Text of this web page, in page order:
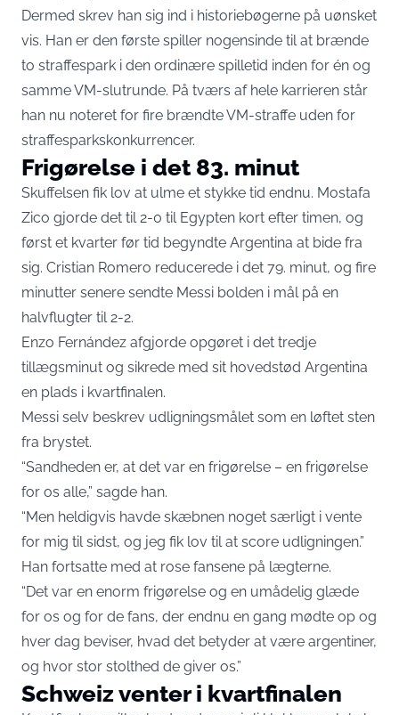
Dermed skrev han sig ind i historiebøgerne på uønsket
vis. Han er den første spiller nogensinde til at brænde
to straffespark i den ordinære spilletid inden for én og
samme VM-slutrunde. På tværs af hele karrieren står
han nu noteret for fire brændte VM-straffe uden for
straffesparkskonkurrencer.
Frigørelse i det 83. minut
Skuffelsen fik lov at ulme et stykke tid endnu. Mostafa
Zico gjorde det til 2-0 til Egypten kort efter timen, og
først et kvarter før tid begyndte Argentina at bide fra
sig. Cristian Romero reducerede i det 79. minut, og fire
minutter senere sendte Messi bolden i mål på en
halvflugter til 2-2.
Enzo Fernández afgjorde opgøret i det tredje
tillægsminut og sikrede med sit hovedstød Argentina
en plads i kvartfinalen.
Messi selv beskrev udligningsmålet som en løftet sten
fra brystet.
“Sandheden er, at det var en frigørelse – en frigørelse
for os alle,” sagde han.
“Men heldigvis havde skæbnen noget særligt i vente
for mig til sidst, og jeg fik lov til at score udligningen.”
Han fortsatte med at rose fansene på lægterne.
“Det var en enorm frigørelse og en umådelig glæde
for os og for de fans, der endnu en gang mødte op og
hver dag beviser, hvad det betyder at være argentiner,
og hvor stor stolthed de giver os.”
Schweiz venter i kvartfinalen